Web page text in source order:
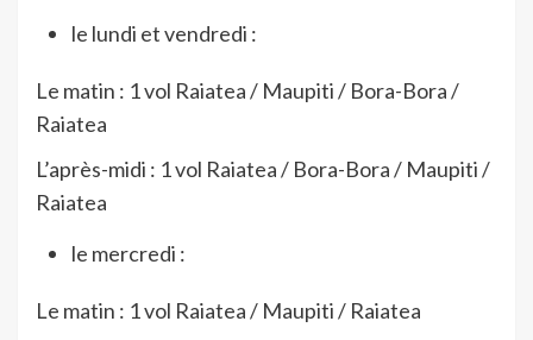
le lundi et vendredi :
Le matin : 1 vol Raiatea / Maupiti / Bora-Bora /
Raiatea
L’après-midi : 1 vol Raiatea / Bora-Bora / Maupiti /
Raiatea
le mercredi :
Le matin : 1 vol Raiatea / Maupiti / Raiatea